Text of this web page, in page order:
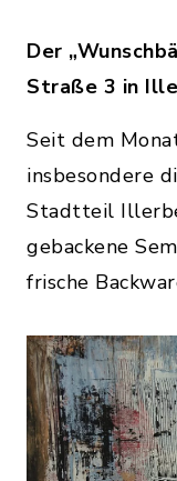
Der
Straße 3 in
Seit dem
insbesondere
Stadtteil
gebackene
frische